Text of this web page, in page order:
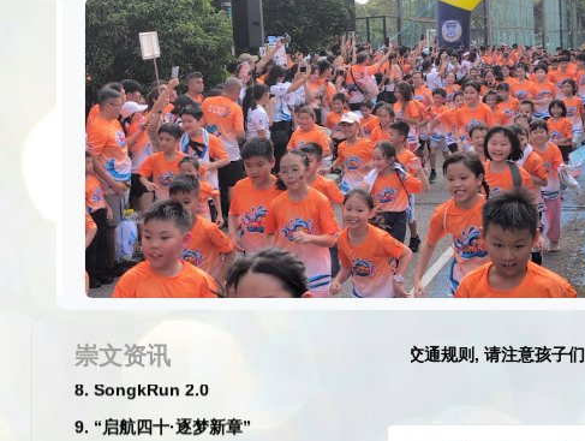
★☆家长们特别注意: 请遵守交通规则, 请注意孩子们的安全！☆★
崇文资讯
2026
1. 一年级迎新日
2. 尤进来校长退休典礼
3. 李彩青老师和危秀英老师荣休典礼
4. 丙午年新春庆典暨挥春及比赛
5. 2026崇文华小丙午马年新春团拜暨
6. 2026年度服务团体宣誓就职典礼
7. 2026年度第53届家教协会常年会员
大会